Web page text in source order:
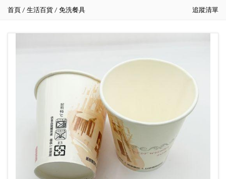
首頁 / 生活百貨 / 免洗餐具 追蹤清單